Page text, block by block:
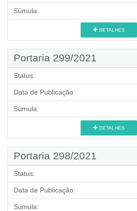
Súmula:
DETALHES
Portaria 299/2021
Status:
Data de Publicação:
Súmula:
DETALHES
Portaria 298/2021
Status:
Data de Publicação:
Súmula: